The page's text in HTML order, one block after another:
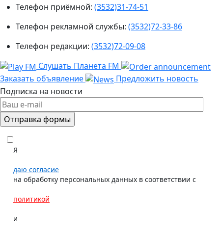
Телефон приёмной: (3532)31-74-51
Телефон рекламной службы: (3532)72-33-86
Телефон редакции: (3532)72-09-08
Слушать Планета FM
Заказать объявление
Предложить новость
Подписка на новости
Я
даю согласие
на обработку персональных данных в соответствии с
политикой
и